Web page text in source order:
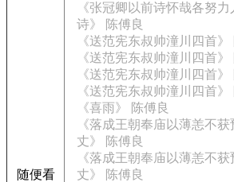
随便看
《张冠卿以前诗怀哉各努
诗》 陈傅良
《送范宪东叔帅潼川四首》
《送范宪东叔帅潼川四首》
《送范宪东叔帅潼川四首》
《送范宪东叔帅潼川四首》
《喜雨》 陈傅良
《落成王朝奉庙以薄恙不
丈》 陈傅良
《落成王朝奉庙以薄恙不
丈》 陈傅良